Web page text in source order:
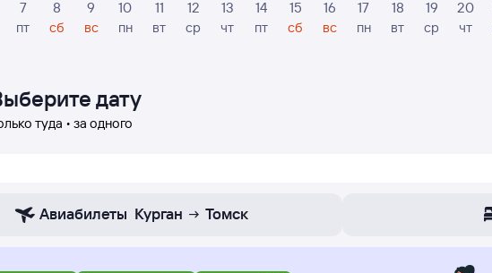
7
пт
8
сб
9
вс
10
пн
11
вт
12
ср
13
чт
14
пт
15
сб
16
вс
17
пн
18
вт
19
ср
20
чт
дату
туда • за одного
Авиабилеты Курган Томск